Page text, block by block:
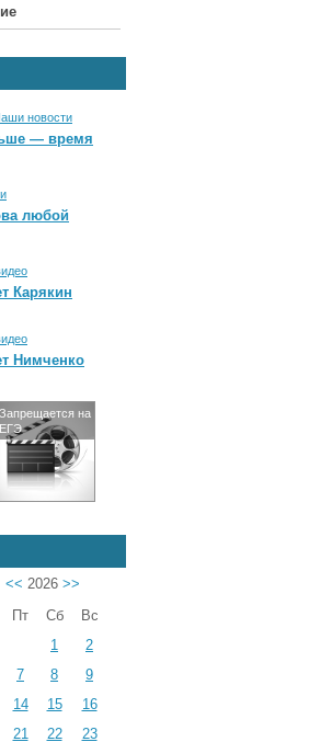
новости
— время
любой
Карякин
Нимченко
Запрещается на
ЕГЭ
<< 2026 >>
Пт Сб
Вс
1
2
7 8
9
14 15
16
21 22 23